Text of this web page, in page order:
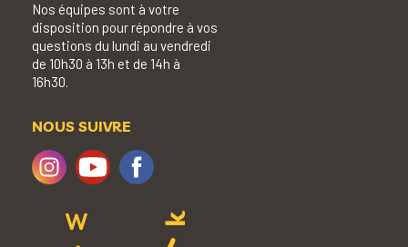
Nos équipes sont à votre
disposition pour répondre à vos
questions du lundi au vendredi
de 10h30 à 13h et de 14h à
16h30.
NOUS SUIVRE